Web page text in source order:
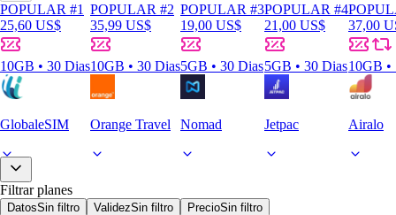
POPULAR #1
25,60 US$
10GB • 30 Dias
GlobaleSIM
POPULAR #2
35,99 US$
10GB • 30 Dias
Orange Travel
POPULAR #3
19,00 US$
5GB • 30 Dias
Nomad
POPULAR #4
21,00 US$
5GB • 30 Dias
Jetpac
37,00
10GB •
Airalo
Filtrar planes
DatosSin filtro ValidezSin filtro PrecioSin filtro